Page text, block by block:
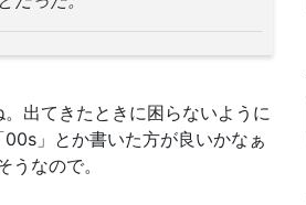
出てきたときに困らないように
」とか書いた方が良いかなぁ
なので。